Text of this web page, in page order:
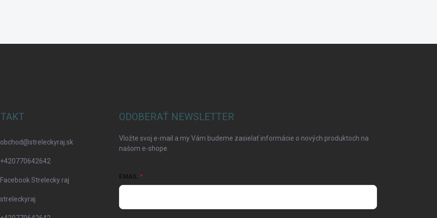
obchod@streleckyraj.sk
+420770642642
Facebook Strelecky raj
streleckyraj
ODOBERAŤ NEWSLETTER
Vložte svoj e-mail a my Vám budeme zasielať informácie o nových produktoch na
našom e-shope.
EMAIL